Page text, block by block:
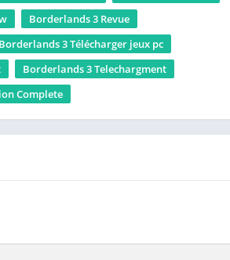
Borderlands 3 Revue
Borderlands 3 Télécharger jeux pc
Borderlands 3 Telechargment
Complete